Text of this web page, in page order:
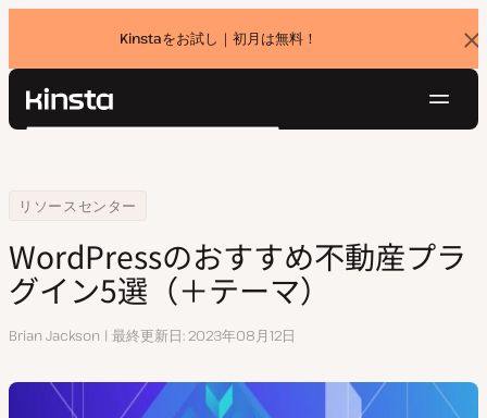
Kinstaをお試し｜初月は無料！
バ
ナ
Kinsta®
ョ
価格設定
お問い合わせ
検
Home
リソースセンター
WordPressのおすすめ不動産プラグイン5選（＋テーマ）
WordPressのおすすめ不動産プラ
グイン5選（＋テーマ）
執
Brian Jackson 最終更新日 2023年08月12日